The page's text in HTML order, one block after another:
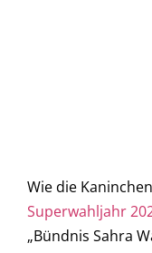
Wie die
Superwahljahr
„Bündnis Sahra